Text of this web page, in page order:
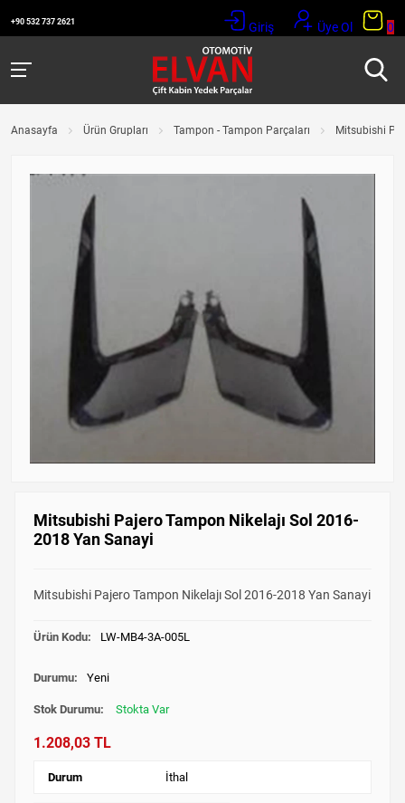
+90 532 737 2621 Giriş Üye Ol 0
Anasayfa Ürün Grupları Tampon - Tampon Parçaları Mitsubishi
Mitsubishi Pajero Tampon Nikelajı Sol 2016-
2018 Yan Sanayi
Mitsubishi Pajero Tampon Nikelajı Sol 2016-2018 Yan Sanayi
Ürün Kodu: LW-MB4-3A-005L
Durumu: Yeni
Stok Durumu: Stokta Var
1.208,03 TL
Durum İthal